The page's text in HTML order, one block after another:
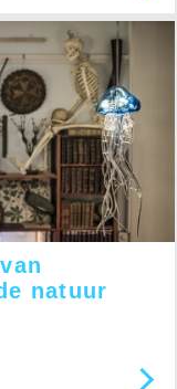
natuur